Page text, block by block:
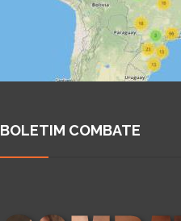
BOLETIM COMBATE